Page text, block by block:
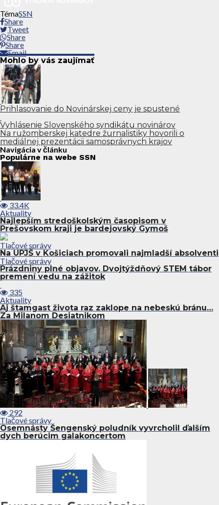
TémaSSN
Share
Tweet
Share
Share
Email
Mohlo by vás zaujímať
Prihlasovanie do Novinárskej ceny je spustené
Vyhlásenie Slovenského syndikátu novinárov
Na ružomberskej katedre žurnalistiky hovorili o
mediálnej prezentácii samosprávnych krajov
Navigácia v článku
Populárne na webe SSN
33.4K
Aktuality
Najlepším stredoškolským časopisom v
Prešovskom kraji je bardejovský Gymoš
Tlačové správy
Na UPJŠ v Košiciach promovali najmladší absolventi
Tlačové správy
Prázdniny plné objavov. Dvojtýždňový STEM tábor
premení vedu na zážitok
335
Aktuality
Aj štamgast života raz zaklope na nebeskú bránu…
Za Milanom Desiatnikom
292
Tlačové správy
Osemnásty Šengenský poludník vyvrcholil ďalším
dych berúcim galakoncertom